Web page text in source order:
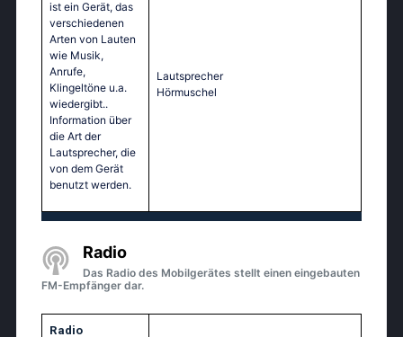
ist ein Gerät, das
verschiedenen
Arten von Lauten
wie Musik,
Anrufe,
Klingeltöne u.a.
wiedergibt..
Information über
die Art der
Lautsprecher, die
von dem Gerät
benutzt werden.
Lautsprecher
Hörmuschel
Radio
Das Radio des Mobilgerätes stellt einen eingebauten
FM-Empfänger dar.
Radio